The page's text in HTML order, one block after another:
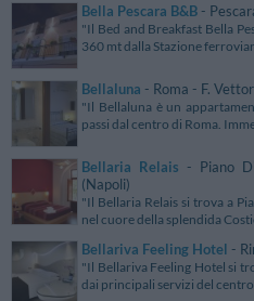
Bella Pescara B&B -
"Il Bed and Breakfast Bella
360 mt dalla Stazione
Bellaluna - Roma - F.
"Il Bellaluna è un
passi dal centro di Roma.
Bellaria Relais - Piano
(Napoli)
"Il Bellaria Relais si trova a
nel cuore della splendida
Bellariva Feeling Hotel -
"Il Bellariva Feeling Hotel si
dai principali servizi del